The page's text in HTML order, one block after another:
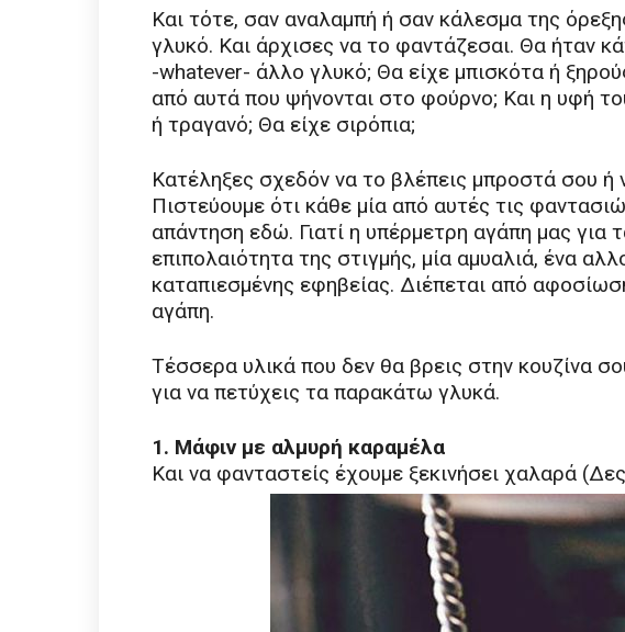
Και τότε, σαν αναλαμπή ή σαν κάλεσμα της
γλυκό. Και άρχισες να το φαντάζεσαι. Θα ήταν
-whatever- άλλο γλυκό; Θα είχε μπισκότα ή
από αυτά που ψήνονται στο φούρνο; Και η υφή
ή τραγανό; Θα είχε σιρόπια;
Κατέληξες σχεδόν να το βλέπεις μπροστά σου ή
Πιστεύουμε ότι κάθε μία από αυτές τις
απάντηση εδώ. Γιατί η υπέρμετρη αγάπη μας για
επιπολαιότητα της στιγμής, μία αμυαλιά, ένα
καταπιεσμένης εφηβείας. Διέπεται από
αγάπη.
Τέσσερα υλικά που δεν θα βρεις στην κουζίνα
για να πετύχεις τα παρακάτω γλυκά.
1. Μάφιν με αλμυρή καραμέλα
Και να φανταστείς έχουμε ξεκινήσει χαλαρά